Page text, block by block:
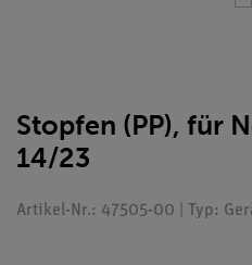
Stopfen (PP), für
14/23
Artikel-Nr.: 47505-00 | Typ: